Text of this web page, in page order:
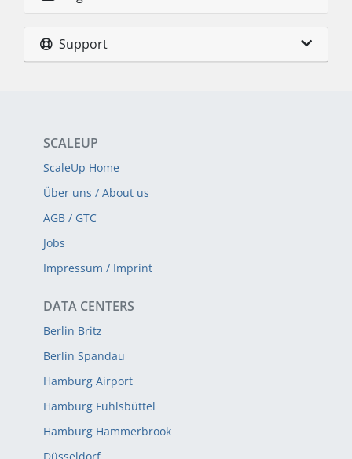
Support
SCALEUP
ScaleUp Home
Über uns / About us
AGB / GTC
Jobs
Impressum / Imprint
DATA CENTERS
Berlin Britz
Berlin Spandau
Hamburg Airport
Hamburg Fuhlsbüttel
Hamburg Hammerbrook